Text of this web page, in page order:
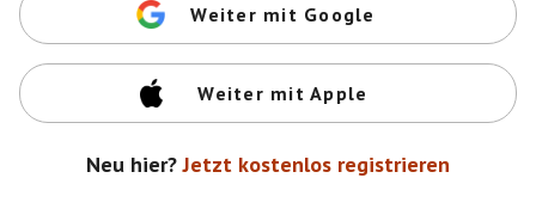
Weiter mit Google
Weiter mit Apple
Neu hier? Jetzt kostenlos registrieren